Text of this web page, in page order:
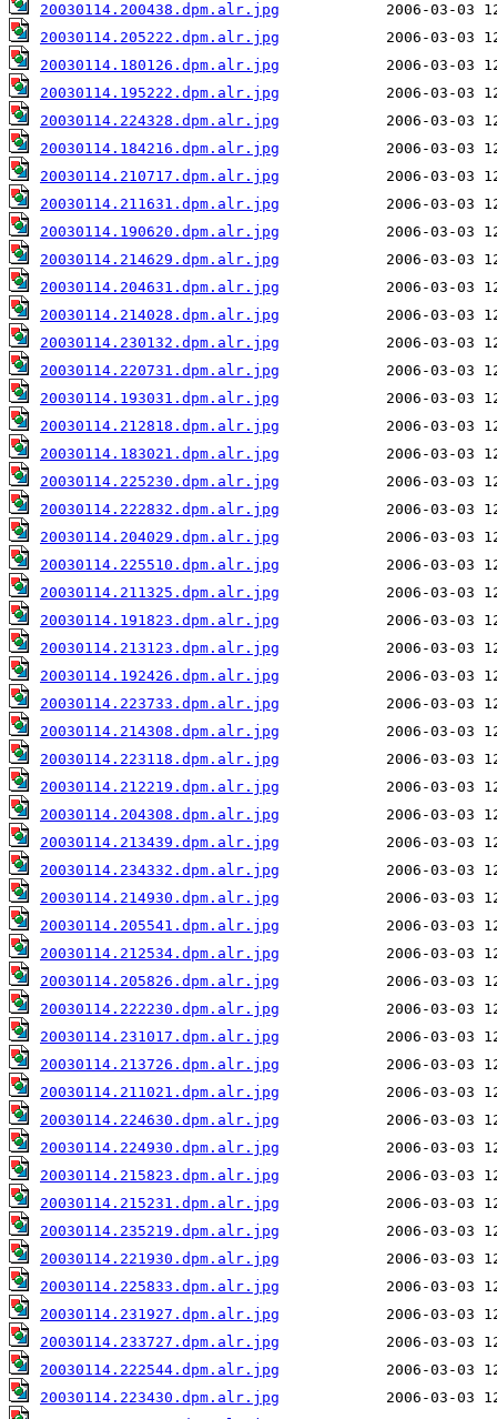
20030114.200438.dpm.alr.jpg
20030114.205222.dpm.alr.jpg
20030114.180126.dpm.alr.jpg
20030114.195222.dpm.alr.jpg
20030114.224328.dpm.alr.jpg
20030114.184216.dpm.alr.jpg
20030114.210717.dpm.alr.jpg
20030114.211631.dpm.alr.jpg
20030114.190620.dpm.alr.jpg
20030114.214629.dpm.alr.jpg
20030114.204631.dpm.alr.jpg
20030114.214028.dpm.alr.jpg
20030114.230132.dpm.alr.jpg
20030114.220731.dpm.alr.jpg
20030114.193031.dpm.alr.jpg
20030114.212818.dpm.alr.jpg
20030114.183021.dpm.alr.jpg
20030114.225230.dpm.alr.jpg
20030114.222832.dpm.alr.jpg
20030114.204029.dpm.alr.jpg
20030114.225510.dpm.alr.jpg
20030114.211325.dpm.alr.jpg
20030114.191823.dpm.alr.jpg
20030114.213123.dpm.alr.jpg
20030114.192426.dpm.alr.jpg
20030114.223733.dpm.alr.jpg
20030114.214308.dpm.alr.jpg
20030114.223118.dpm.alr.jpg
20030114.212219.dpm.alr.jpg
20030114.204308.dpm.alr.jpg
20030114.213439.dpm.alr.jpg
20030114.234332.dpm.alr.jpg
20030114.214930.dpm.alr.jpg
20030114.205541.dpm.alr.jpg
20030114.212534.dpm.alr.jpg
20030114.205826.dpm.alr.jpg
20030114.222230.dpm.alr.jpg
20030114.231017.dpm.alr.jpg
20030114.213726.dpm.alr.jpg
20030114.211021.dpm.alr.jpg
20030114.224630.dpm.alr.jpg
20030114.224930.dpm.alr.jpg
20030114.215823.dpm.alr.jpg
20030114.215231.dpm.alr.jpg
20030114.235219.dpm.alr.jpg
20030114.221930.dpm.alr.jpg
20030114.225833.dpm.alr.jpg
20030114.231927.dpm.alr.jpg
20030114.233727.dpm.alr.jpg
20030114.222544.dpm.alr.jpg
20030114.223430.dpm.alr.jpg